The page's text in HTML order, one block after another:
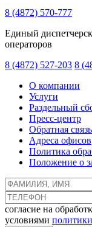
8 (4872) 570-777
Единый
операторов
8 (4872) 527-203 8
О компании
Услуги
Раздельный
Пресс-центр
Обратная связь
Адреса офисов
Политика
Положение о
согласие на
условиями